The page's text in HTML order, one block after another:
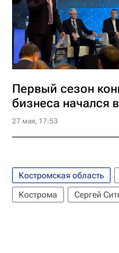
Первый сезон
бизнеса начался
27 мая, 17:53
Костромская область
Кострома
Сергей